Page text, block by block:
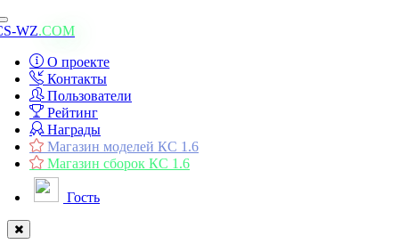
Toggle
navigation
WZ.COM
О проекте
Контакты
Пользователи
Рейтинг
Награды
Магазин моделей КС 1.6
Магазин сборок КС 1.6
Гость